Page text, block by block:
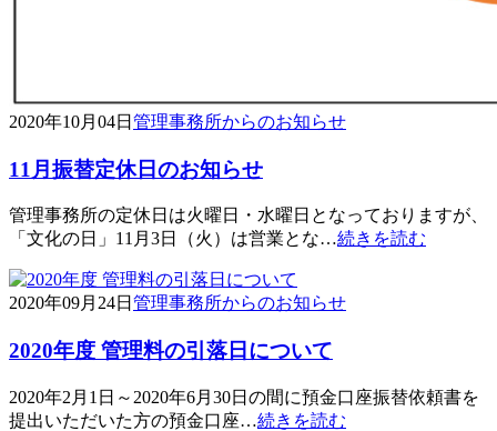
2020年10月04日 管理事務所からのお知らせ
11月振替定休日のお知らせ
管理事務所の定休日は火曜日・水曜日となっておりますが、
「文化の日」11月3日（火）は営業とな…続きを読む
2020年09月24日 管理事務所からのお知らせ
2020年度 管理料の引落日について
2020年2月1日～2020年6月30日の間に預金口座振替依頼書を
提出いただいた方の預金口座…続きを読む